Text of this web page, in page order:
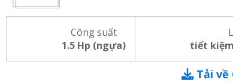
Công suất
1.5 Hp (ngựa)
tiết
Tải về